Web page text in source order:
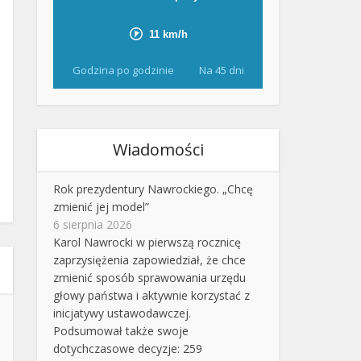
Godzina po godzinie Na 45 dni
Wiadomości
Rok prezydentury Nawrockiego. „Chcę
zmienić jej model”
6 sierpnia 2026
Karol Nawrocki w pierwszą rocznicę
zaprzysiężenia zapowiedział, że chce
zmienić sposób sprawowania urzędu
głowy państwa i aktywnie korzystać z
inicjatywy ustawodawczej.
Podsumował także swoje
dotychczasowe decyzje: 259